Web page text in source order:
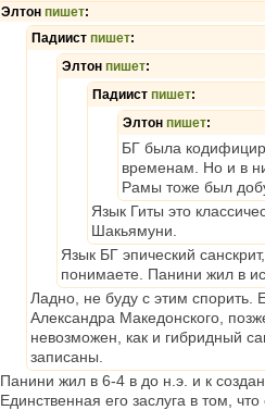
Элтон пишет:
Падиист пишет:
Элтон пишет:
Падиист пишет:
Элтон пишет:
БГ была
временам. Но и в
Рамы тоже был
Язык Гиты это
Шакьямуни.
Язык БГ эпический
понимаете. Панини жил в
Ладно, не буду с этим спорить.
Александра Македонского,
невозможен, как и гибридный
записаны.
Панини жил в 6-4 в до н.э. и к
Единственная его заслуга в том,